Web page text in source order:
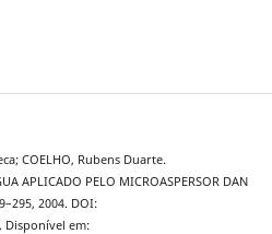
COELHO, Rubens Duarte.
APLICADO PELO MICROASPERSOR DAN
2004. DOI:
Disponível em: